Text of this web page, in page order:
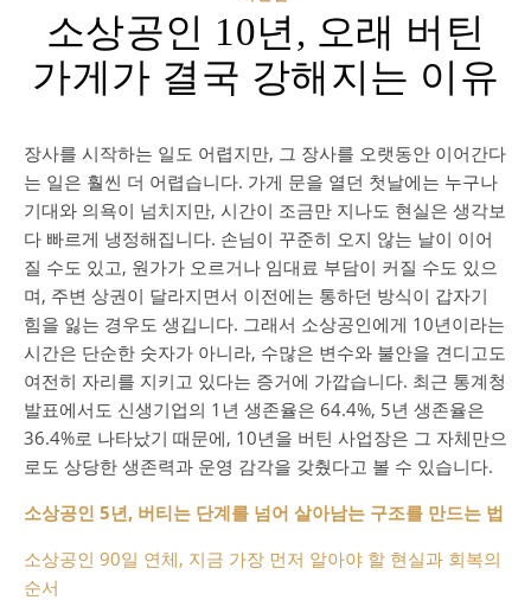
소상공인 10년, 오래 버틴
가게가 결국 강해지는 이유
장사를 시작하는 일도 어렵지만, 그 장사를 오랫동안 이어간다
는 일은 훨씬 더 어렵습니다. 가게 문을 열던 첫날에는 누구나
기대와 의욕이 넘치지만, 시간이 조금만 지나도 현실은 생각보
다 빠르게 냉정해집니다. 손님이 꾸준히 오지 않는 날이 이어
질 수도 있고, 원가가 오르거나 임대료 부담이 커질 수도 있으
며, 주변 상권이 달라지면서 이전에는 통하던 방식이 갑자기
힘을 잃는 경우도 생깁니다. 그래서 소상공인에게 10년이라는
시간은 단순한 숫자가 아니라, 수많은 변수와 불안을 견디고도
여전히 자리를 지키고 있다는 증거에 가깝습니다. 최근 통계청
발표에서도 신생기업의 1년 생존율은 64.4%, 5년 생존율은
36.4%로 나타났기 때문에, 10년을 버틴 사업장은 그 자체만으
로도 상당한 생존력과 운영 감각을 갖췄다고 볼 수 있습니다.
소상공인 5년, 버티는 단계를 넘어 살아남는 구조를 만드는 법
소상공인 90일 연체, 지금 가장 먼저 알아야 할 현실과 회복의
순서